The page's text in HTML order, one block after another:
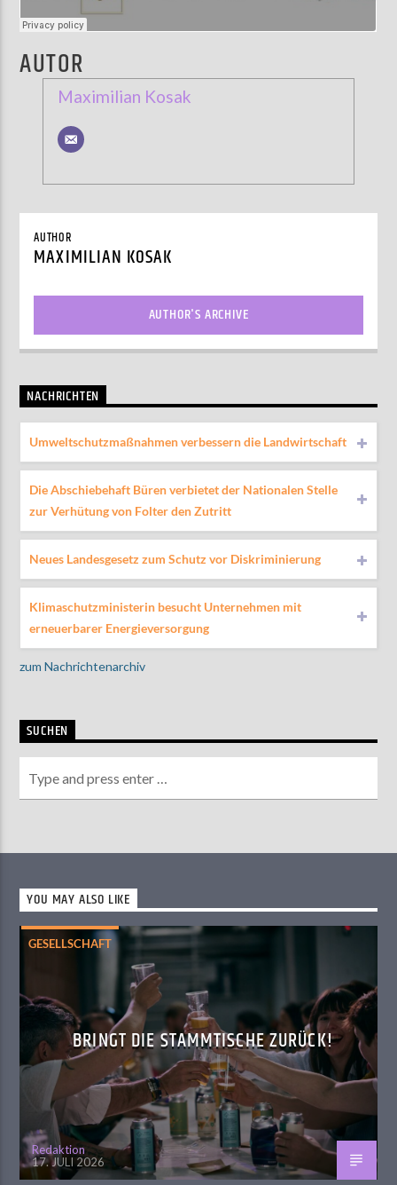
AUTOR
Maximilian Kosak
AUTHOR
MAXIMILIAN KOSAK
AUTHOR'S ARCHIVE
NACHRICHTEN
Umweltschutzmaßnahmen verbessern die Landwirtschaft
Die Abschiebehaft Büren verbietet der Nationalen Stelle
zur Verhütung von Folter den Zutritt
Neues Landesgesetz zum Schutz vor Diskriminierung
Klimaschutzministerin besucht Unternehmen mit
erneuerbarer Energieversorgung
zum Nachrichtenarchiv
SUCHEN
YOU MAY ALSO LIKE
GESELLSCHAFT
BRINGT DIE STAMMTISCHE ZURÜCK!
Redaktion
17. JULI 2026